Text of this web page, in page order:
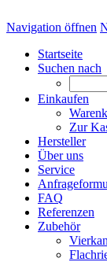
Navigation öffnen
Startseite
Suchen nach
Einkaufen
Zur
Hersteller
Über uns
Service
FAQ
Referenzen
Zubehör